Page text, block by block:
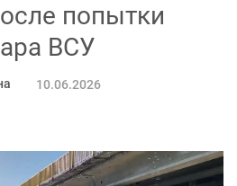
попытки
ВСУ
10.06.2026